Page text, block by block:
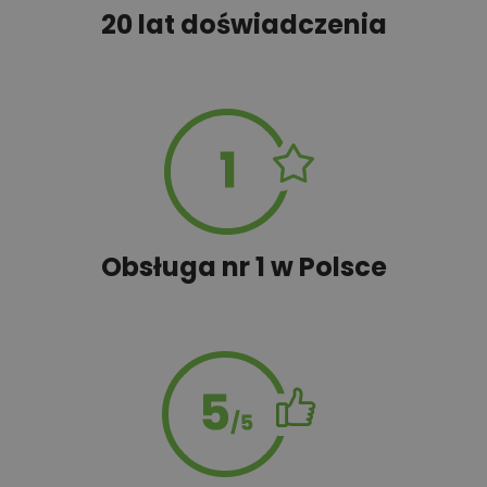
Tablica informacyjna
Zestawienie materiałów
20 lat doświadczenia
Obsługa nr 1 w Polsce